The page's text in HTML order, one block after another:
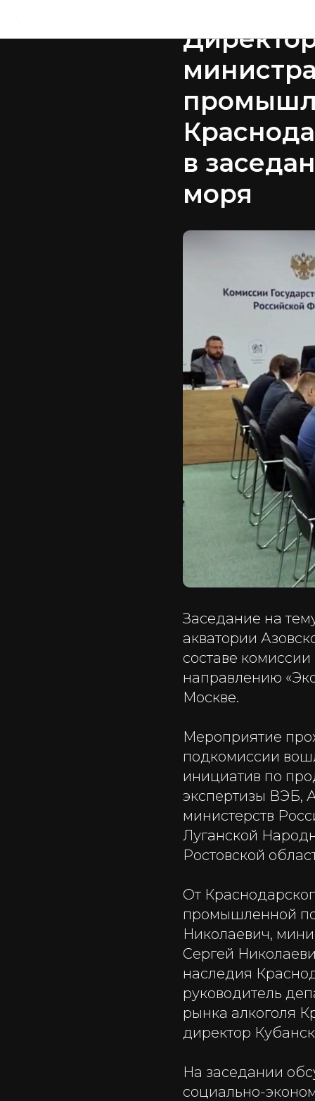
в
моря
Заседание на
акватории
составе
направлению
Москве.
Мероприятие
подкомиссии
инициатив по
экспертизы ВЭБ,
министерств
Луганской
Ростовской
От
промышленной
Николаевич,
Сергей
наследия
руководитель
рынка алкоголя
директор
На заседании
социально-